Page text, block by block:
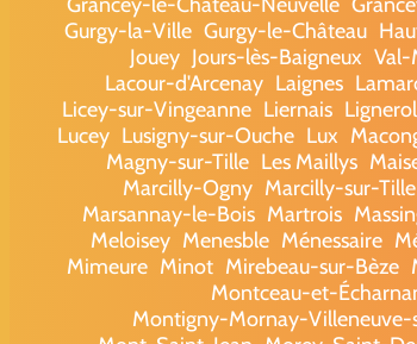
Gurgy-la-Ville Gurgy-le-Château
Jouey Jours-lès-Baigneux
Lacour-d'Arcenay Laignes
Licey-sur-Vingeanne Liernais
Lucey Lusigny-sur-Ouche Lux
Magny-sur-Tille Les Maillys
Marcilly-Ogny Marcilly-sur-Tille
Marsannay-le-Bois Martrois
Meloisey Menesble Ménessaire
Mimeure Minot Mirebeau-sur-Bèze
Montceau-et-
Montigny-Mornay-Villeneuve-